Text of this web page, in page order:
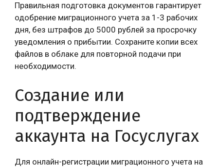
Правильная подготовка документов гарантирует
одобрение миграционного учета за 1-3 рабочих
дня, без штрафов до 5000 рублей за просрочку
уведомления о прибытии. Сохраните копии всех
файлов в облаке для повторной подачи при
необходимости.
Создание или
подтверждение
аккаунта на Госуслугах
Для онлайн-регистрации миграционного учета на